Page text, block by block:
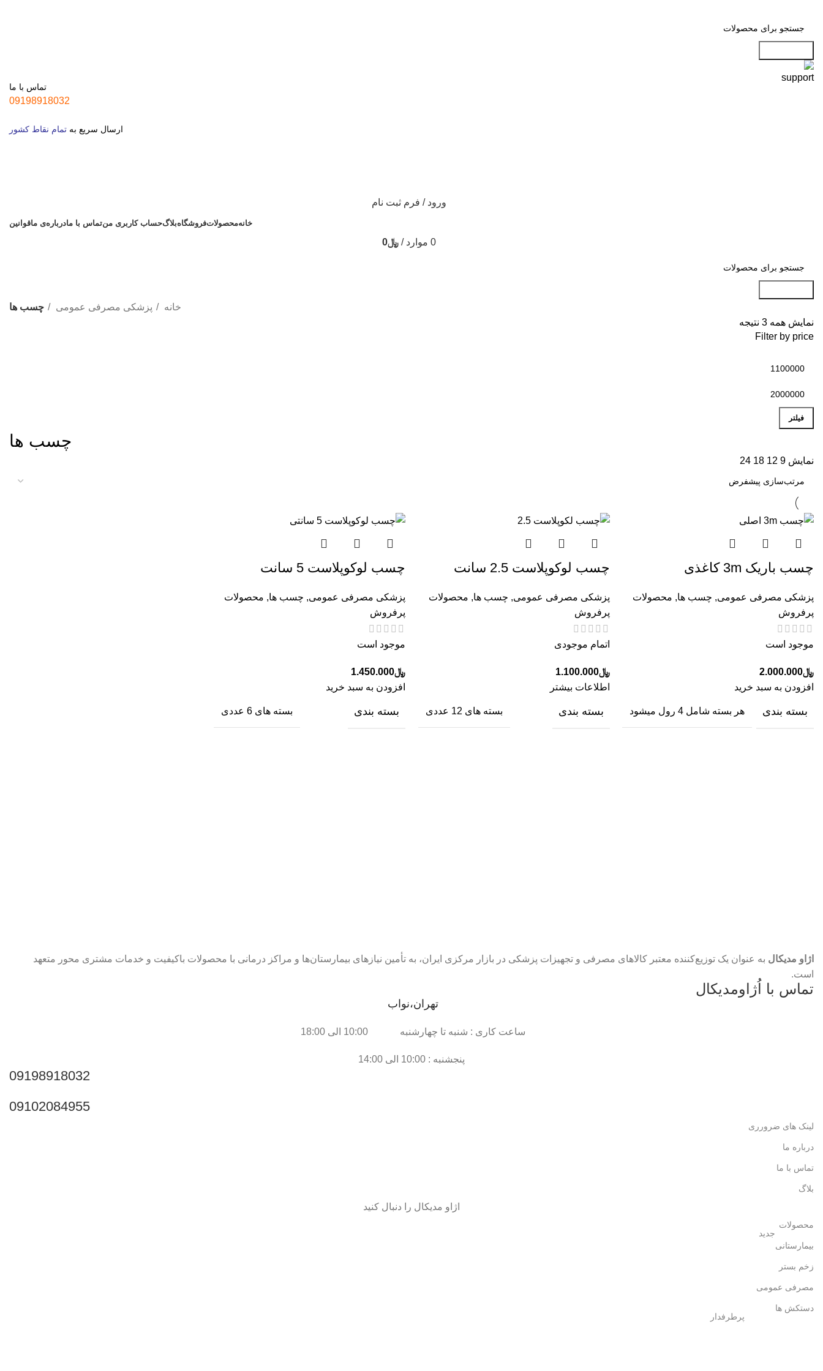
تماس با ما
09198918032
ارسال سریع به تمام نقاط کشور
ورود / فرم ثبت نام
خانهمحصولاتفروشگاهبلاگحساب کاربری منتماس با مادرباره‌ی ماقوانین
0 موارد / ﷼0
خانه
پزشکی مصرفی عمومی
چسب ها
نمایش همه 3 نتیجه
Filter by price
فیلتر
چسب ها
نمایش 9
12
18
24
چسب باریک 3m کاغذی
پزشکی مصرفی عمومی, چسب ها, محصولات
پرفروش
موجود است
﷼2.000.000
افزودن به سبد خرید
بسته بندی هر بسته شامل 4 رول میشود
چسب لوکوپلاست 2.5 سانت
پزشکی مصرفی عمومی, چسب ها, محصولات
پرفروش
اتمام موجودی
﷼1.100.000
اطلاعات بیشتر
بسته بندی بسته های 12 عددی
چسب لوکوپلاست 5 سانت
پزشکی مصرفی عمومی, چسب ها, محصولات
پرفروش
موجود است
﷼1.450.000
افزودن به سبد خرید
بسته بندی بسته های 6 عددی
اژاو مدیکال به عنوان یک توزیع‌کننده معتبر کالاهای مصرفی و تجهیزات پزشکی در بازار مرکزی ایران، به تأمین نیازهای بیمارستان‌ها و مراکز درمانی با محصولات باکیفیت و خدمات مشتری محور متعهد
است.
تماس با اُژاومدیکال
تهران،نواب
ساعت کاری : شنبه تا چهارشنبه 10:00 الی 18:00
پنجشنبه : 10:00 الی 14:00
09198918032
09102084955
لینک های ضرورری
درباره ما
تماس با ما
بلاگ
اژاو مدیکال را دنبال کنید
محصولات
بیمارستانی
جدید
زخم بستر
مصرفی عمومی
دستکش ها
پرطرفدار